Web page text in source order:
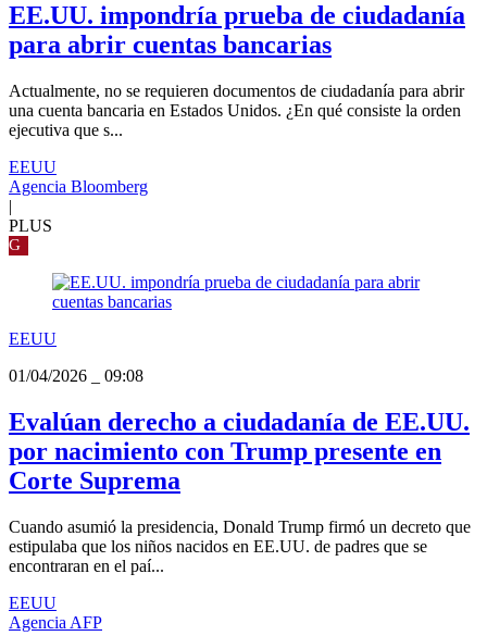
EE.UU. impondría prueba de ciudadanía
para abrir cuentas bancarias
Actualmente, no se requieren documentos de ciudadanía para abrir
una cuenta bancaria en Estados Unidos. ¿En qué consiste la orden
ejecutiva que s...
EEUU
Agencia Bloomberg
|
PLUS
G
EEUU
01/04/2026
09:08
Evalúan derecho a ciudadanía de EE.UU.
por nacimiento con Trump presente en
Corte Suprema
Cuando asumió la presidencia, Donald Trump firmó un decreto que
estipulaba que los niños nacidos en EE.UU. de padres que se
encontraran en el paí...
EEUU
Agencia AFP